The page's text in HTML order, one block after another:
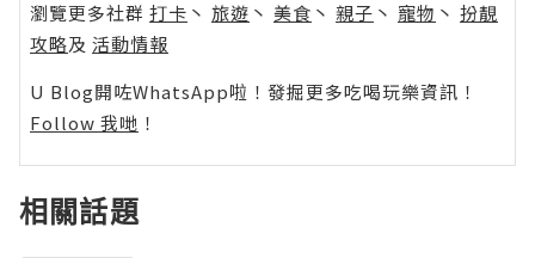
瀏覽更多社群 打卡 丶 旅遊 丶 美食 丶 親子 丶 寵物 丶 扮靚
攻略及 活動情報
U Blog開咗WhatsApp啦！發掘更多吃喝玩樂資訊！
Follow 我哋 ！
相關話題